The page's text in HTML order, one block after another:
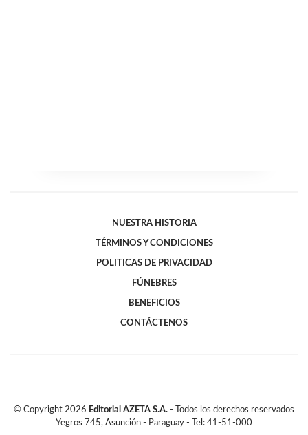
NUESTRA HISTORIA
TÉRMINOS Y CONDICIONES
POLITICAS DE PRIVACIDAD
FÚNEBRES
BENEFICIOS
CONTÁCTENOS
© Copyright 2026 Editorial AZETA S.A. - Todos los derechos reservados
Yegros 745, Asunción - Paraguay - Tel: 41-51-000